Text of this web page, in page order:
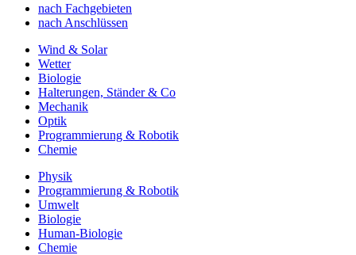
nach Fachgebieten
nach Anschlüssen
Wind & Solar
Wetter
Biologie
Halterungen, Ständer & Co
Mechanik
Optik
Programmierung & Robotik
Chemie
Physik
Programmierung & Robotik
Umwelt
Biologie
Human-Biologie
Chemie